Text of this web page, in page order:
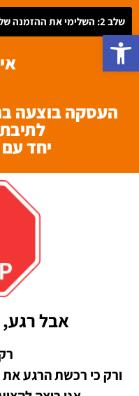
פתח סרגל נגישות
שלב 2: השלימי את ההזמנה שלך
העסקה בוצעה
יחד עם
אבל רגע,
ורק כי רכשת הרגע את